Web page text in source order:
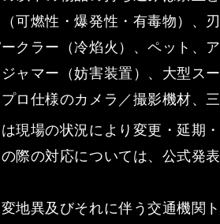
可燃性・爆発性・有毒物）、
クラー（冷焰火）、ペット、
ャマー（妨害装置）、大型ス
ロ仕様のカメラ／撮影機材、
現場の状況により変更・延期
の際の対応については、公式発
地異及びそれに伴う交通機関